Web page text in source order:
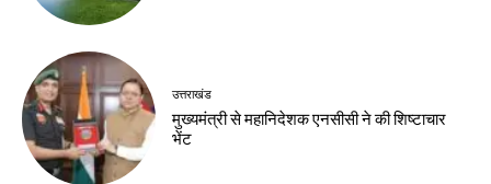
उत्तराखंड
मुख्यमंत्री से महानिदेशक एनसीसी ने की शिष्टाचार
भेंट